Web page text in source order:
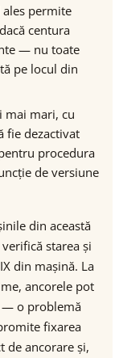
permite
centura
— nu toate
pe locul din
mari, cu
fie dezactivat
procedura
de versiune
din această
starea și
din mașină. La
ancorele pot
— o problemă
fixarea
de ancorare și,